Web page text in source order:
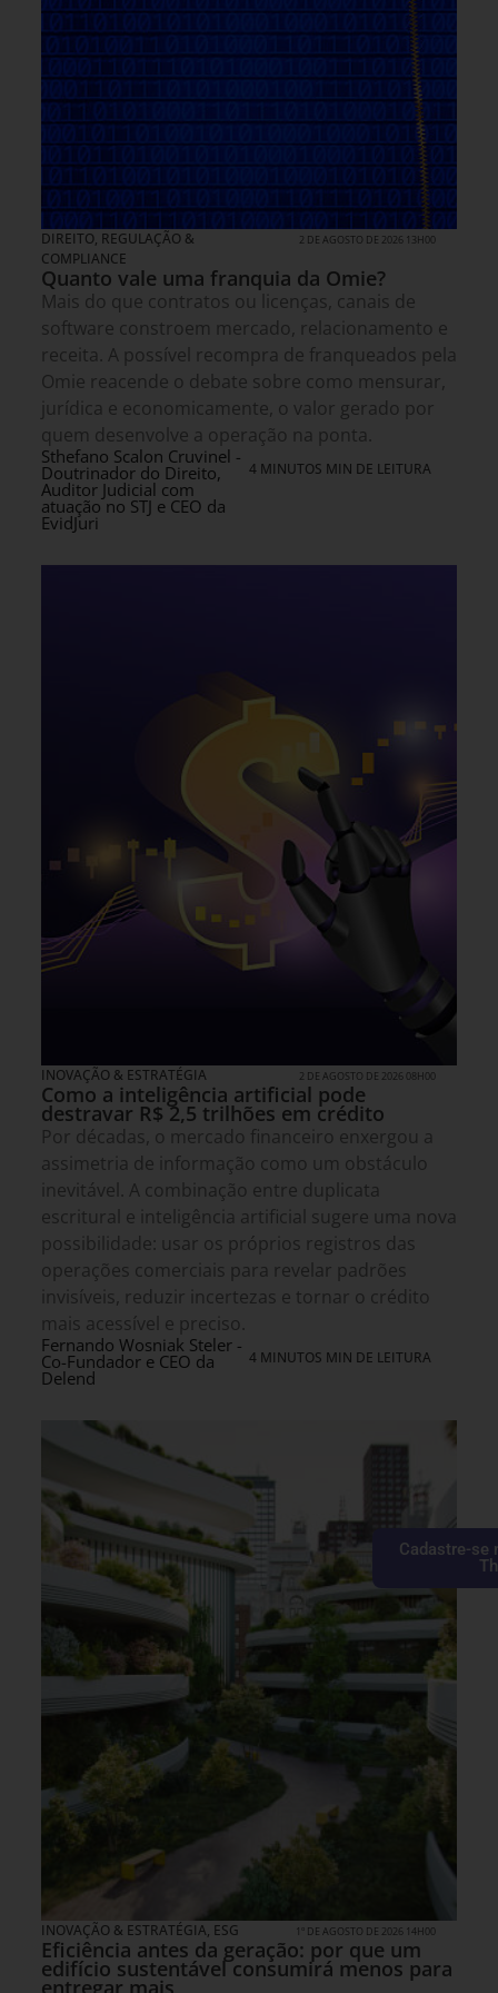
DIREITO, REGULAÇÃO &
COMPLIANCE
2 DE AGOSTO DE 2026 13H00
Quanto vale uma franquia da Omie?
Mais do que contratos ou licenças, canais de
software constroem mercado, relacionamento e
receita. A possível recompra de franqueados pela
Omie reacende o debate sobre como mensurar,
jurídica e economicamente, o valor gerado por
quem desenvolve a operação na ponta.
Sthefano Scalon Cruvinel -
Doutrinador do Direito,
Auditor Judicial com
atuação no STJ e CEO da
EvidJuri
4 MINUTOS MIN DE LEITURA
INOVAÇÃO & ESTRATÉGIA 2 DE AGOSTO DE 2026 08H00
Como a inteligência artificial pode
destravar R$ 2,5 trilhões em crédito
Por décadas, o mercado financeiro enxergou a
assimetria de informação como um obstáculo
inevitável. A combinação entre duplicata
escritural e inteligência artificial sugere uma nova
possibilidade: usar os próprios registros das
operações comerciais para revelar padrões
invisíveis, reduzir incertezas e tornar o crédito
mais acessível e preciso.
Fernando Wosniak Steler -
Co-Fundador e CEO da
Delend
4 MINUTOS MIN DE LEITURA
INOVAÇÃO & ESTRATÉGIA, ESG 1º DE AGOSTO DE 2026 14H00
Eficiência antes da geração: por que um
edifício sustentável consumirá menos para
Cadastre-se